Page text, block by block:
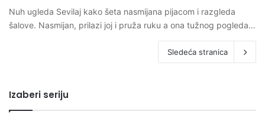
Nuh ugleda Sevilaj kako šeta nasmijana pijacom i razgleda
šalove. Nasmijan, prilazi joj i pruža ruku a ona tužnog pogleda…
Sledeća stranica
Izaberi seriju